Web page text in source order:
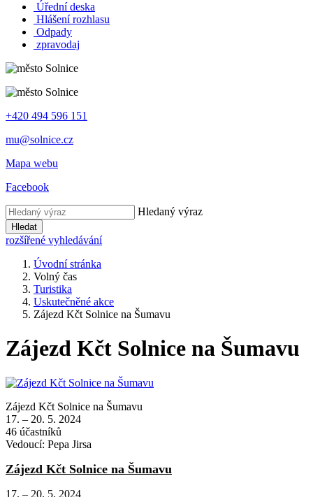
Úřední deska
Hlášení rozhlasu
Odpady
zpravodaj
+420 494 596 151
mu@solnice.cz
Mapa webu
Facebook
Hledaný výraz
Hledat
rozšířené vyhledávání
Úvodní stránka
Volný čas
Turistika
Uskutečněné akce
Zájezd Kčt Solnice na Šumavu
Zájezd Kčt Solnice na Šumavu
Zájezd Kčt Solnice na Šumavu
17. – 20. 5. 2024
46 účastníků
Vedoucí: Pepa Jirsa
Zájezd Kčt Solnice na Šumavu
17. – 20. 5. 2024